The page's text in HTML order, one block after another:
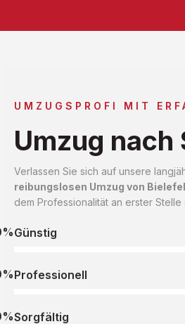
UMZUGSPROFI MIT
Umzug nach
Verlassen Sie sich auf unsere
reibungslosen Umzug von
dem Professionalität an erster Stelle
Günstig
Professionell
Sorgfältig